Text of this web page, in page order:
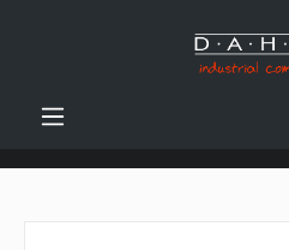
Zum Hauptinhalt springen